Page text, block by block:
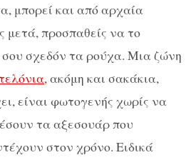
μπορεί και από αρχαία
προσπαθείς να το
σχεδόν τα ρούχα. Μια ζώνη
, ακόμη και σακάκια,
είναι φωτογενής χωρίς να
τα αξεσουάρ που
στον χρόνο. Ειδικά